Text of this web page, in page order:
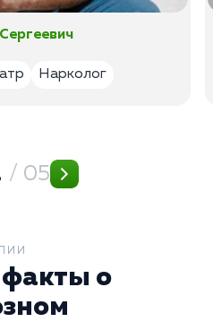
Нарколог
/ 05
факты о